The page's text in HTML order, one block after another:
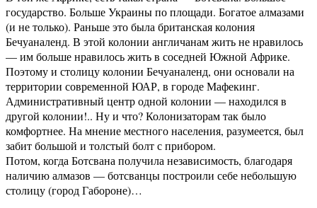
государство. Больше Украины по площади. Богатое алмазами
(и не только). Раньше это была британская колония
Бечуаналенд. В этой колонии англичанам жить не нравилось
— им больше нравилось жить в соседней Южной Африке.
Поэтому и столицу колонии Бечуаналенд, они основали на
территории современной ЮАР, в городе Мафекинг.
Административный центр одной колонии — находился в
другой колонии!.. Ну и что? Колонизаторам так было
комфортнее. На мнение местного населения, разумеется, был
забит большой и толстый болт с прибором.
Потом, когда Ботсвана получила независимость, благодаря
наличию алмазов — ботсванцы построили себе небольшую
столицу (город Габороне)…